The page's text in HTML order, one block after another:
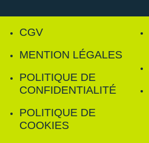
CGV
MENTION LÉGALES
POLITIQUE DE
CONFIDENTIALITÉ
POLITIQUE DE
COOKIES